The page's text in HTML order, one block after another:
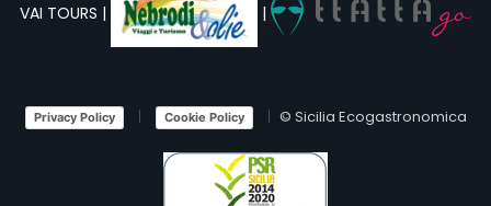
VAI TOURS | |
Privacy Policy Cookie Policy © Sicilia Ecogastronomica